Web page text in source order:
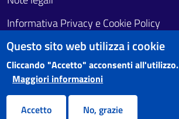
Informativa Privacy e Cookie Policy
Obiettivi di accessibilità
Questo sito web utilizza i cookie
Cliccando "Accetto" acconsenti all'utilizzo.
Maggiori informazioni
Accetto No, grazie